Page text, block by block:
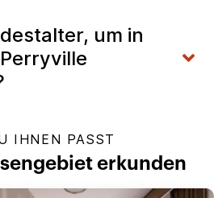
um in
IHNEN PASST
erkunden